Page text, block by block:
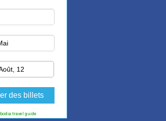
12
des billets
travel guide